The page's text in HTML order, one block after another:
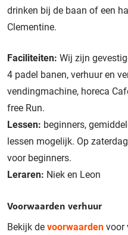
drinken bij de baan of een
Clementine.
Faciliteiten: Wij zijn
4 padel banen, verhuur en
vendingmachine, horeca
free Run.
Lessen: beginners,
lessen mogelijk. Op
voor beginners.
Leraren: Niek en Leon
Voorwaarden verhuur
Bekijk de voorwaarden voor